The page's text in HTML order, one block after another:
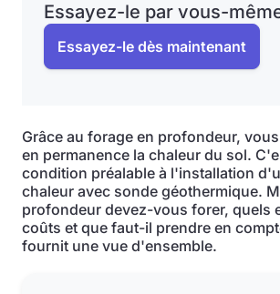
Essayez-le par vous-
Essayez-le dès maintenant
Grâce au forage en profondeur,
en permanence la chaleur du sol.
condition préalable à l'installation
chaleur avec sonde géothermique.
profondeur devez-vous forer, quels
coûts et que faut-il prendre en
fournit une vue d'ensemble.